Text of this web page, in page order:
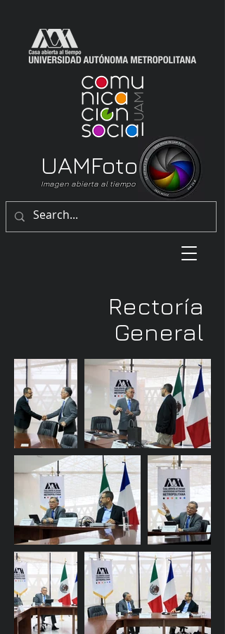
Imagen abierta al tiempo
UAMFoto
Rectoría
General